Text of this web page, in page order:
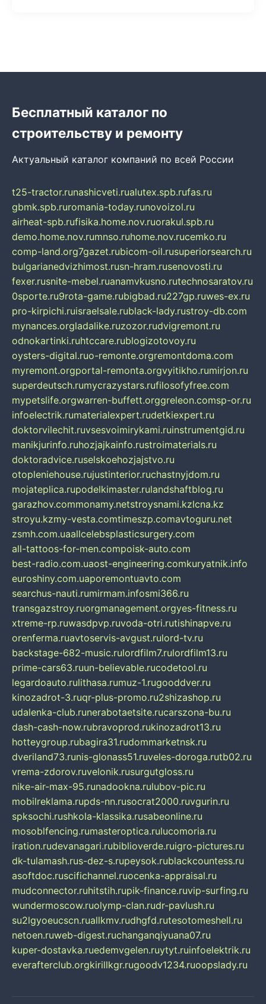
Бесплатный каталог по
строительству и ремонту
Актуальный каталог компаний по всей России
t25-tractor.runashicveti.rualutex.spb.rufas.ru
gbmk.spb.ruromania-today.runovoizol.ru
airheat-spb.rufisika.home.nov.ruorakul.spb.ru
demo.home.nov.rumnso.ruhome.nov.rucemko.ru
comp-land.org7gazet.rubicom-oil.rusuperiorsearch.ru
bulgarianedvizhimost.rusn-hram.rusenovosti.ru
fexer.rusnite-mebel.ruanamvkusno.rutechnosaratov.ru
0sporte.ru9rota-game.rubigbad.ru227gp.ruwes-ex.ru
pro-kirpichi.ruisraelsale.rublack-lady.rustroy-db.com
mynances.orgladalike.ruzozor.rudvigremont.ru
odnokartinki.ruhtccare.rublogizotovoy.ru
oysters-digital.ruo-remonte.orgremontdoma.com
myremont.orgportal-remonta.orgvyitikho.rumirjon.ru
superdeutsch.rumycrazystars.rufilosofyfree.com
mypetslife.orgwarren-buffett.orggreleon.comsp-or.ru
infoelectrik.rumaterialexpert.rudetkiexpert.ru
doktorvilechit.ruvsesvoimirykami.ruinstrumentgid.ru
manikjurinfo.ruhozjajkainfo.rustroimaterials.ru
doktoradvice.ruselskoehozjajstvo.ru
otopleniehouse.rujustinterior.ruchastnyjdom.ru
mojateplica.rupodelkimaster.rulandshaftblog.ru
garazhov.commonamy.netstroysnami.kzlcna.kz
stroyu.kzmy-vesta.comtimeszp.comavtoguru.net
zsmh.com.uaallcelebsplasticsurgery.com
all-tattoos-for-men.compoisk-auto.com
best-radio.com.uaost-engineering.comkuryatnik.info
euroshiny.com.uaporemontuavto.com
searchus-nauti.rumirmam.infosmi366.ru
transgazstroy.ruorgmanagement.orgyes-fitness.ru
xtreme-rp.ruwasdpvp.ruvoda-otri.rutishinapve.ru
orenferma.ruavtoservis-avgust.rulord-tv.ru
backstage-682-music.rulordfilm7.rulordfilm13.ru
prime-cars63.ruun-believable.rucodetool.ru
legardoauto.rulithasa.rumuz-1.rugooddver.ru
kinozadrot-3.ruqr-plus-promo.ru2shizashop.ru
udalenka-club.runerabotaetsite.rucarszona-bu.ru
dash-cash-now.rubravoprod.rukinozadrot13.ru
hotteygroup.rubagira31.rudommarketnsk.ru
dveriland73.runis-glonass51.ruveles-doroga.rutb02.ru
vrema-zdorov.ruvelonik.rusurgutgloss.ru
nike-air-max-95.runadookna.rulubov-pic.ru
mobilreklama.rupds-nn.rusocrat2000.ruvgurin.ru
spksochi.rushkola-klassika.rusabeonline.ru
mosoblfencing.rumasteroptica.rulucomoria.ru
iration.rudevanagari.rubiblioverde.ruigro-pictures.ru
dk-tulamash.rus-dez-s.rupeysok.rublackcountess.ru
asoftdoc.ruscifichannel.ruocenka-appraisal.ru
mudconnector.ruhitstih.rupik-finance.ruvip-surfing.ru
wundermoscow.ruolymp-clan.rudr-pavlush.ru
su2lgyoeucscn.ruallkmv.rudhgfd.rutesotomeshell.ru
netoen.ruweb-digest.ruchanganqiyuana07.ru
kuper-dostavka.ruedemvgelen.ruytyt.ruinfoelektrik.ru
everafterclub.orgkirillkgr.rugoodv1234.ruoopslady.ru